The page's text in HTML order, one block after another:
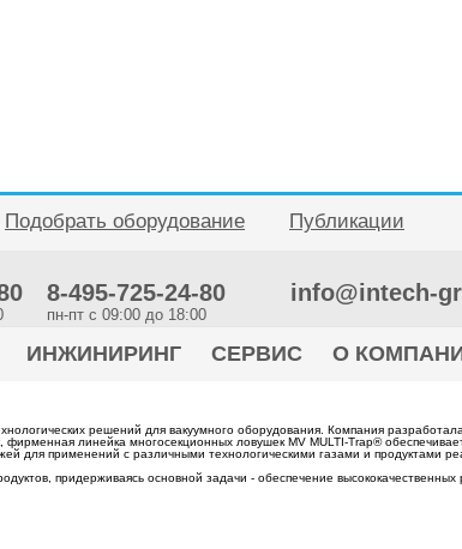
Подобрать оборудование Публикации
8-495-725-24-80
пн-пт c 09:00 до 18:00
info@intech-
ИНЖИНИРИНГ СЕРВИС О
решений для вакуумного оборудования. Компания
фирменная линейка многосекционных ловушек MV MULTI-Trap®
для применений с различными технологическими газами и продуктами
придерживаясь основной задачи - обеспечение